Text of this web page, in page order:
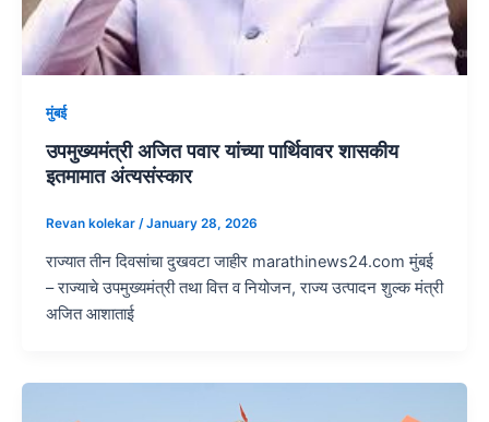
मुंबई
उपमुख्यमंत्री अजित पवार यांच्या पार्थिवावर शासकीय
इतमामात अंत्यसंस्कार
Revan kolekar /January 28, 2026
राज्यात तीन दिवसांचा दुखवटा जाहीर marathinews24.com मुंबई
– राज्याचे उपमुख्यमंत्री तथा वित्त व नियोजन, राज्य उत्पादन शुल्क मंत्री
अजित आशाताई